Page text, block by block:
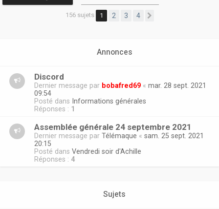
156 sujets 1 2 3 4
Annonces
Discord
Dernier message par bobafred69 « mar. 28 sept. 2021
09:54
Posté dans Informations générales
Réponses : 1
Assemblée générale 24 septembre 2021
Dernier message par Télémaque « sam. 25 sept. 2021
20:15
Posté dans Vendredi soir d'Achille
Réponses : 4
Sujets